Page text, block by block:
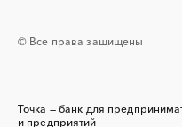
свай
Аудиоролики
© Все права защищены
Точка — банк для
и предприятий